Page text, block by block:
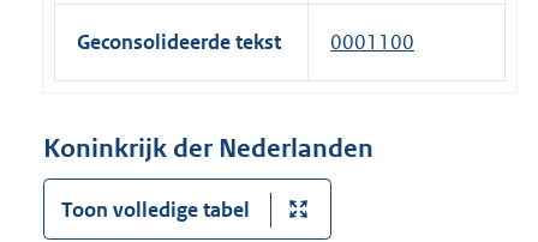
e
n
e
Geconsolideerde tekst 0001100
Koninkrijk der Nederlanden
Toon volledige tabel